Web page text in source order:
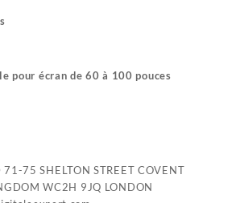
pour écran de 60 à 100 pouces
71-75 SHELTON STREET COVENT
WC2H 9JQ LONDON